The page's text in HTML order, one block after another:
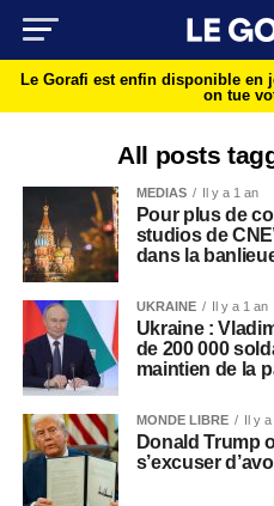
Le Gorafi est enfin disponible en
on tue
All posts
MEDIAS Il y a 1 an
Pour plus de
studios de
dans la
UKRAINE Il y a 1 an
Ukraine :
de 200 000
maintien de la
MONDE LIBRE Il y
Donald Trump
s’excuser